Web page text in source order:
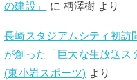
の建設」
に 柄澤樹 より
長崎スタジアムシティ初
が創った「巨大な生放送ス
(東小岩スポーツ) より